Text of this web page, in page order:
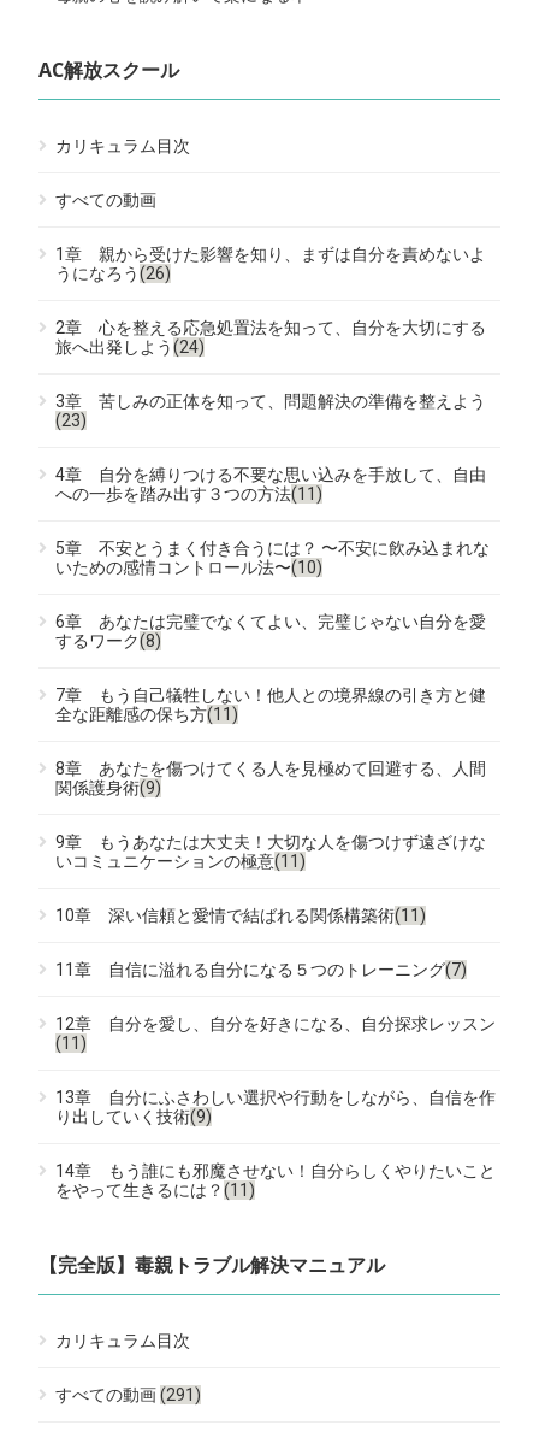
AC解放スクール
カリキュラム目次
すべての動画
1章 親から受けた影響を知り、まずは自分を責めないよ
うになろう(26)
2章 心を整える応急処置法を知って、自分を大切にする
旅へ出発しよう(24)
3章 苦しみの正体を知って、問題解決の準備を整えよう
(23)
4章 自分を縛りつける不要な思い込みを手放して、自由
への一歩を踏み出す３つの方法(11)
5章 不安とうまく付き合うには？ 〜不安に飲み込まれな
いための感情コントロール法〜(10)
6章 あなたは完璧でなくてよい、完璧じゃない自分を愛
するワーク(8)
7章 もう自己犠牲しない！他人との境界線の引き方と健
全な距離感の保ち方(11)
8章 あなたを傷つけてくる人を見極めて回避する、人間
関係護身術(9)
9章 もうあなたは大丈夫！大切な人を傷つけず遠ざけな
いコミュニケーションの極意(11)
10章 深い信頼と愛情で結ばれる関係構築術(11)
11章 自信に溢れる自分になる５つのトレーニング(7)
12章 自分を愛し、自分を好きになる、自分探求レッスン
(11)
13章 自分にふさわしい選択や行動をしながら、自信を作
り出していく技術(9)
14章 もう誰にも邪魔させない！自分らしくやりたいこと
をやって生きるには？(11)
【完全版】毒親トラブル解決マニュアル
カリキュラム目次
すべての動画(291)